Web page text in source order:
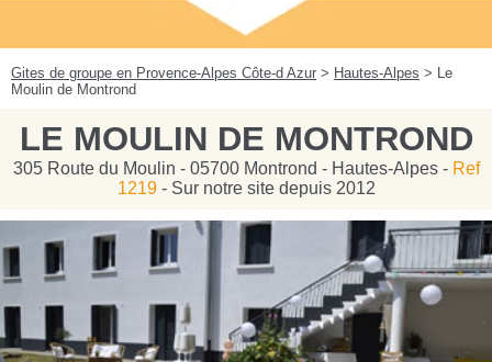
Gites de groupe en Provence-Alpes Côte-d Azur > Hautes-Alpes > Le
Moulin de Montrond
LE MOULIN DE MONTROND
305 Route du Moulin - 05700 Montrond - Hautes-Alpes - Ref
1219- Sur notre site depuis 2012